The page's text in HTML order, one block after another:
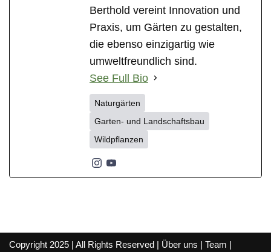
Berthold vereint Innovation und
Praxis, um Gärten zu gestalten,
die ebenso einzigartig wie
umweltfreundlich sind.
See Full Bio
Naturgärten
Garten- und Landschaftsbau
Wildpflanzen
Copyright 2025 | All Rights Reserved | Über uns | Team |